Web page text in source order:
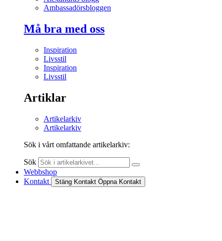
Ambassadörsbloggen
Må bra med oss
Inspiration
Livsstil
Inspiration
Livsstil
Artiklar
Artikelarkiv
Artikelarkiv
Sök i vårt omfattande artikelarkiv:
Sök
Webbshop
Kontakt
Stäng Kontakt Öppna Kontakt